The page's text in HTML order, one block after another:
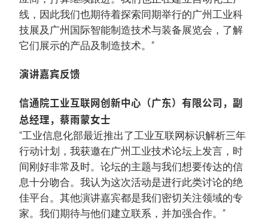
线，因此我们也期待着探索同期举行的广州工业科
技展及广州国际智能制造技术与装备展览会，了解
它们展示的产品及制造技术。”
演讲嘉宾反馈
信通院工业互联网创新中心（广东）有限公司，副
总经理，蔡雨蒙女士
“工业信息化部最近推出了工业互联网标识解析三年
行动计划，我获邀在广州工业技术论坛上发言，时
间刚好非常及时。论坛的主题与我们想要传达的信
息十分吻合。我认为这次活动是进行此类讨论的绝
佳平台。其他演讲嘉宾都是我们密切关注领域的专
家。我们期待与他们建立联系，并加强合作。”